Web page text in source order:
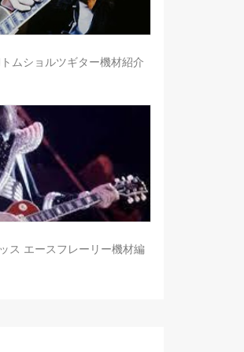
ムショルツギター機材紹介
ス エースフレーリー機材編